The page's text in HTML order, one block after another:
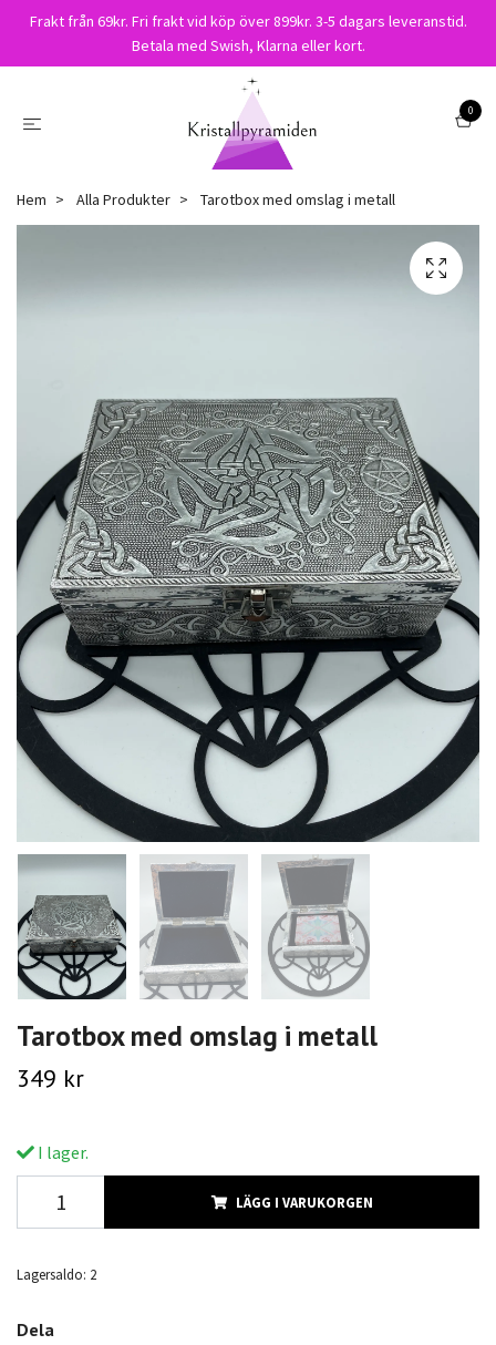
Frakt från 69kr. Fri frakt vid köp över 899kr. 3-5 dagars leveranstid.
Betala med Swish, Klarna eller kort.
0
Hem Alla Produkter Tarotbox med omslag i metall
Tarotbox med omslag i metall
349 kr
I lager.
LÄGG I VARUKORGEN
Lagersaldo: 2
Dela